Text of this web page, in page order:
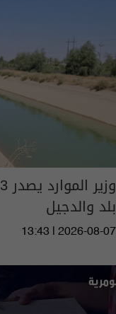
بلد والدجيل
13:43 | 2026-08-07